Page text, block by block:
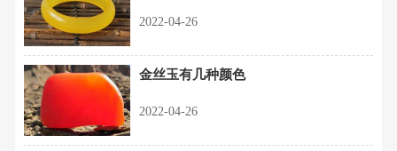
2022-04-26
金丝玉有几种颜色
2022-04-26